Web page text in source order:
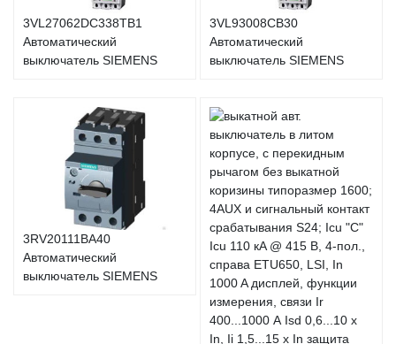
3VL27062DC338TB1
Автоматический
выключатель SIEMENS
3VL93008CB30
Автоматический
выключатель SIEMENS
3RV20111BA40
Автоматический
выключатель SIEMENS